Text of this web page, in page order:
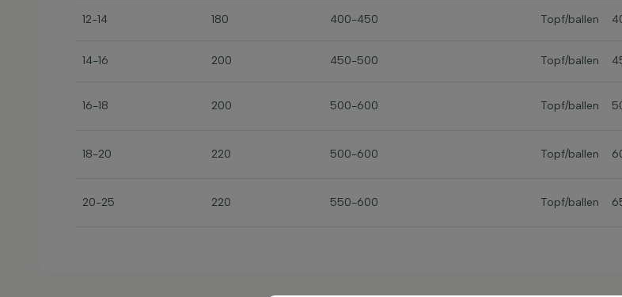
12-14 180 400-450 Topf/ballen
14-16 200 450-500 Topf/ballen
16-18 200 500-600 Topf/ballen
18-20 220 500-600 Topf/ballen
20-25 220 550-600 Topf/ballen